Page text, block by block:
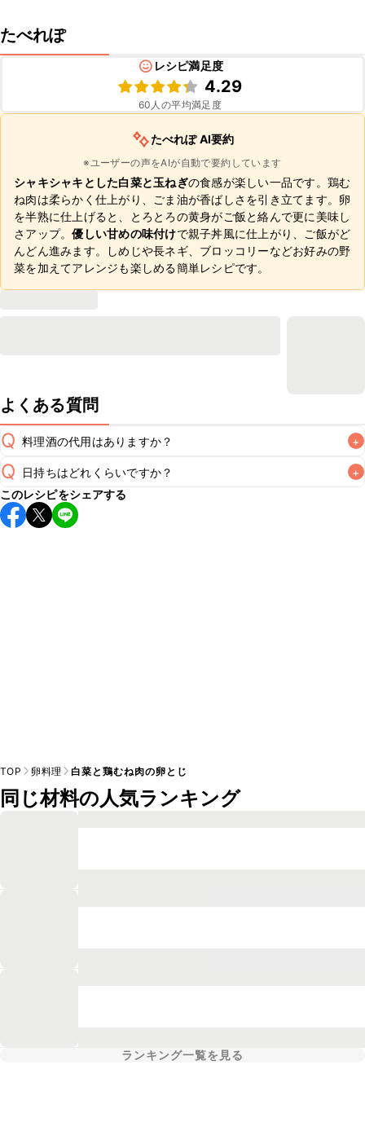
たべれぽ
レシピ満足度
4.29
60 人の平均満足度
たべれぽ AI要約
※ユーザーの声をAIが自動で要約しています
シャキシャキとした白菜と玉ねぎの食感が楽しい一品です。鶏む
ね肉は柔らかく仕上がり、ごま油が香ばしさを引き立てます。卵
を半熟に仕上げると、とろとろの黄身がご飯と絡んで更に美味し
さアップ。優しい甘めの味付けで親子丼風に仕上がり、ご飯がど
んどん進みます。しめじや長ネギ、ブロッコリーなどお好みの野
菜を加えてアレンジも楽しめる簡単レシピです。
よくある質問
Q 料理酒の代用はありますか？ +
A
Q 日持ちはどれくらいですか？ +
保存期間は冷蔵で翌日中が目安です。なるべくお早めにお召
し上がりください。
このレシピをシェアする
TOP 卵料理 白菜と鶏むね肉の卵とじ
同じ材料の人気ランキング
ランキング一覧を見る